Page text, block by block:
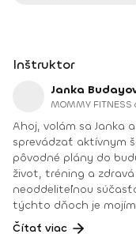
Inštruktor
Janka
MOMMY FITNESS
Ahoj, volám sa Janka a som rada, že aj ja vás môžem
sprevádzať aktívnym
pôvodné plány do
život, tréning a
neoddeliteľnou
týchto dňoch je mojím
mamičkou na
Čítať viac